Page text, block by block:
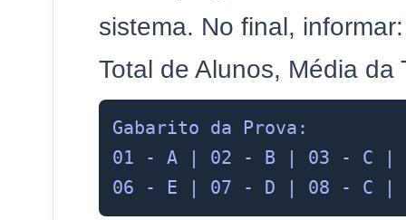
sistema. No final,
Total de Alunos, Média da
Gabarito da Prova:
01 - A | 02 - B | 03 - C |